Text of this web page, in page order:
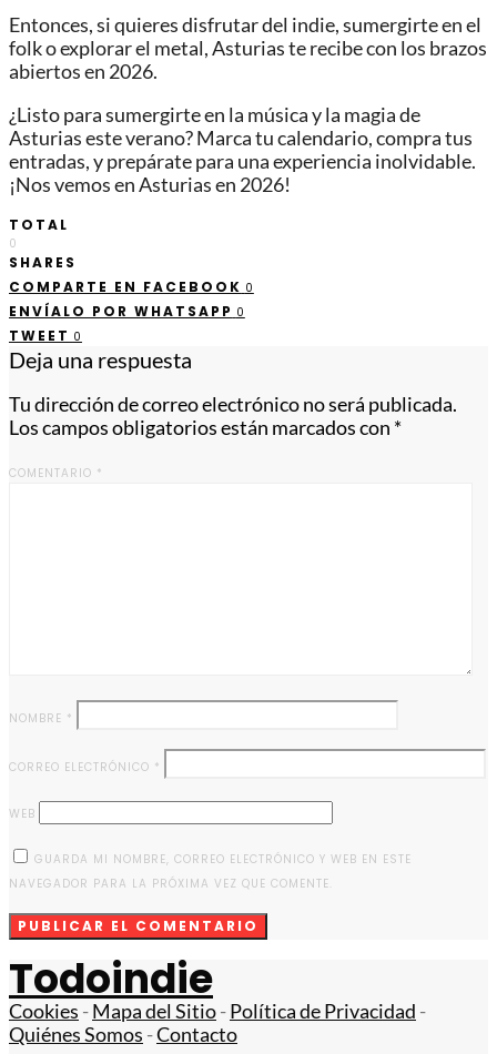
Entonces, si quieres disfrutar del indie, sumergirte en el
folk o explorar el metal, Asturias te recibe con los brazos
abiertos en 2026.
¿Listo para sumergirte en la música y la magia de
Asturias este verano? Marca tu calendario, compra tus
entradas, y prepárate para una experiencia inolvidable.
¡Nos vemos en Asturias en 2026!
TOTAL
0
SHARES
COMPARTE EN FACEBOOK 0
ENVÍALO POR WHATSAPP 0
TWEET 0
Deja una respuesta
Tu dirección de correo electrónico no será publicada.
Los campos obligatorios están marcados con *
COMENTARIO *
NOMBRE *
CORREO ELECTRÓNICO *
WEB
GUARDA MI NOMBRE, CORREO ELECTRÓNICO Y WEB EN ESTE
NAVEGADOR PARA LA PRÓXIMA VEZ QUE COMENTE.
Todoindie
Cookies -Mapa del Sitio-Política de Privacidad -
Quiénes Somos -Contacto